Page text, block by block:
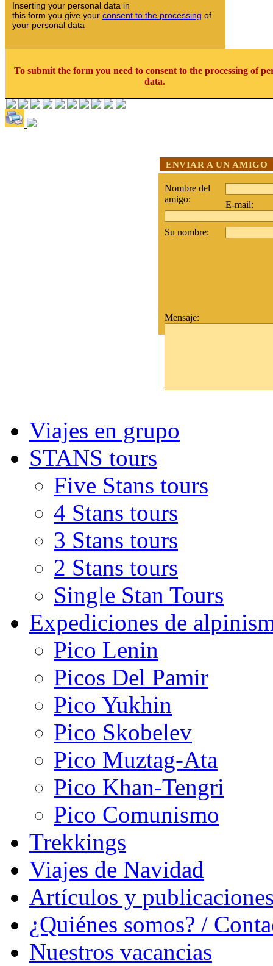
Inserting your personal data in
this form you give your consent to the processing of
your personal data
To submit the form you need to consent to the processing of
data.
ENVIAR A UN AMIGO
Nombre del
amigo:
E-mail:
Su nombre:
Mensaje:
Viajes en grupo
STANS tours
Five Stans tours
4 Stans tours
3 Stans tours
2 Stans tours
Single Stan Tours
Expediciones de
Pico Lenin
Picos Del Pamir
Pico Yukhin
Pico Skobelev
Pico Muztag-Ata
Pico Khan-Tengri
Pico Comunismo
Trekkings
Viajes de Navidad
Artículos y
¿Quiénes somos? /
Nuestros vacancias